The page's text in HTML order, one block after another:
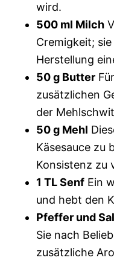
wird.
500 ml Milch
Cremigkeit;
Herstellung
50 g Butter
zusätzlichen
der
50 g Mehl
Käsesauce zu
Konsistenz zu
1 TL Senf Ein
und hebt den
Pfeffer und
Sie nach
zusätzliche